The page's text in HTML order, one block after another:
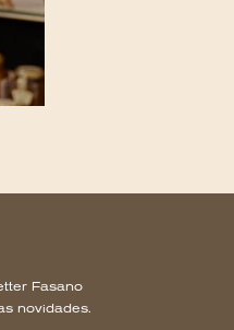
Fasano
novidades.